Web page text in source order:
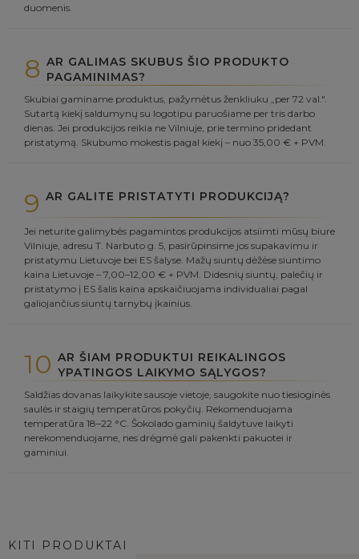
duomenis.
8 AR GALIMAS SKUBUS ŠIO PRODUKTO
PAGAMINIMAS?
Skubiai gaminame produktus, pažymėtus ženkliuku „per 72 val.".
Sutartą kiekį saldumynų su logotipu paruošiame per tris darbo
dienas. Jei produkcijos reikia ne Vilniuje, prie termino pridedant
pristatymą. Skubumo mokestis pagal kiekį – nuo 35,00 € + PVM.
9 AR GALITE PRISTATYTI PRODUKCIJĄ?
Jei neturite galimybės pagamintos produkcijos atsiimti mūsų biure
Vilniuje, adresu T. Narbuto g. 5, pasirūpinsime jos supakavimu ir
pristatymu Lietuvoje bei ES šalyse. Mažų siuntų dėžėse siuntimo
kaina Lietuvoje – 7,00–12,00 € + PVM. Didesnių siuntų, palečių ir
pristatymo į ES šalis kaina apskaičiuojama individualiai pagal
galiojančius siuntų tarnybų įkainius.
10 AR ŠIAM PRODUKTUI REIKALINGOS
YPATINGOS LAIKYMO SĄLYGOS?
Saldžias dovanas laikykite sausoje vietoje, saugokite nuo tiesioginės
saulės ir staigių temperatūros pokyčių. Rekomenduojama
temperatūra 18–22 °C. Šokolado gaminių šaldytuve laikyti
nerekomenduojame, nes drėgmė gali pakenkti pakuotei ir
gaminiui.
KITI PRODUKTAI